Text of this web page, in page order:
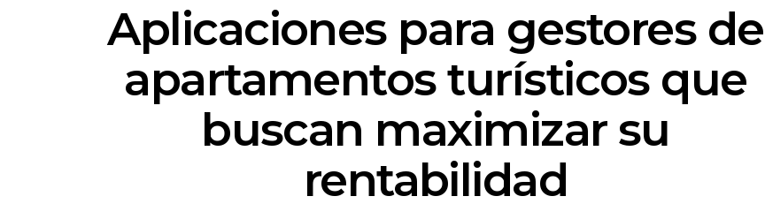
Aplicaciones para gestores de
apartamentos turísticos que
buscan maximizar su
rentabilidad